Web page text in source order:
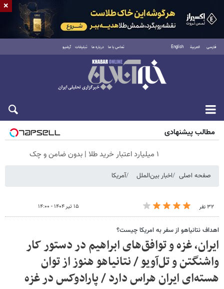
فارسی العربية English تماس با ما درباره ما تبلیغات آرشیو
پنجشنبه ۱۵ مرداد ۱۴۰۵
مطالب پیشنهادی
۱ میلیارد اعتبار خرید طلا | بدون ضامن و چک
صفحه اصلی اخبار بین‌الملل آمریکا
۳۲ نفر ۱۵ تیر ۱۴۰۴ - ۱۴:۰۰
اهداف نتانیاهو از سفر به امریکا چیست؟
ایران، غزه و توافق‌های ابراهیم در دستور کار
واشنگتن و تل‌آویو / نتانیاهو هنوز از توان
هسته‌ای ایران هراس دارد / پارادوکس در غزه
×